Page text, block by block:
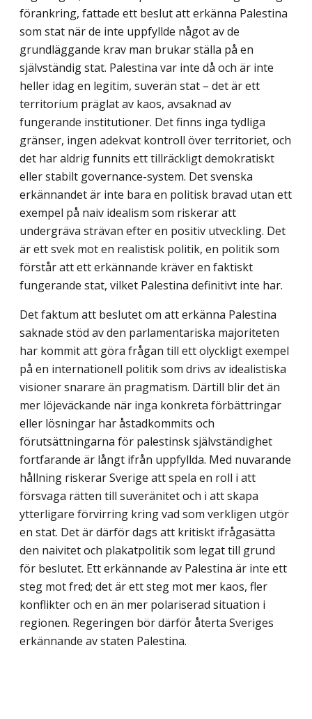
förankring, fattade ett beslut att erkänna Palestina
som stat när de inte uppfyllde något av de
grundläggande krav man brukar ställa på en
självständig stat. Palestina var inte då och är inte
heller idag en legitim, suverän stat – det är ett
territorium präglat av kaos, avsaknad av
fungerande institutioner. Det finns inga tydliga
gränser, ingen adekvat kontroll över territoriet, och
det har aldrig funnits ett tillräckligt demo­kratiskt
eller stabilt governance-system. Det svenska
erkännandet är inte bara en politisk bravad utan ett
exempel på naiv idealism som riskerar att
undergräva strävan efter en positiv utveckling. Det
är ett svek mot en realistisk politik, en politik som
förstår att ett erkännande kräver en faktiskt
fungerande stat, vilket Palestina definitivt inte har.
Det faktum att beslutet om att erkänna Palestina
saknade stöd av den parlamentariska majoriteten
har kommit att göra frågan till ett olyckligt exempel
på en internationell politik som drivs av idealistiska
visioner snarare än pragmatism. Därtill blir det än
mer löjeväckande när inga konkreta förbättringar
eller lösningar har åstadkommits och
förutsättningarna för palestinsk självständighet
fortfarande är långt ifrån uppfyllda. Med nuvarande
hållning riskerar Sverige att spela en roll i att
försvaga rätten till suveränitet och i att skapa
ytterligare förvirring kring vad som verkligen utgör
en stat. Det är därför dags att kritiskt ifrågasätta
den naivitet och plakatpolitik som legat till grund
för beslutet. Ett erkännande av Palestina är inte ett
steg mot fred; det är ett steg mot mer kaos, fler
konflikter och en än mer polariserad situation i
regionen. Regeringen bör därför återta Sveriges
erkännande av staten Palestina.